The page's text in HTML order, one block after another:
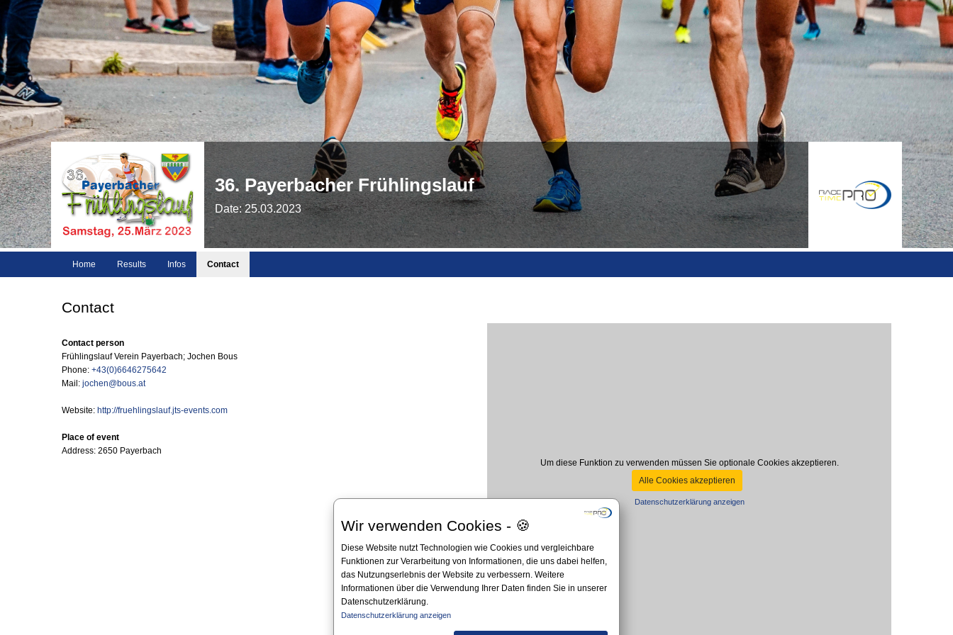
Wir verwenden Cookies - 🍪
Diese Website nutzt Technologien wie Cookies und vergleichbare
Funktionen zur Verarbeitung von Informationen, die uns dabei helfen,
das Nutzungserlebnis der Website zu verbessern. Weitere
Informationen über die Verwendung Ihrer Daten finden Sie in unserer
Datenschutzerklärung.
Datenschutzerklärung anzeigen
36. Payerbacher Frühlingslauf
Date: 25.03.2023
Home Results Infos Contact
Contact
Contact person
Frühlingslauf Verein Payerbach; Jochen Bous
Phone: +43(0)6646275642
Mail: jochen@bous.at
Website: http://fruehlingslauf.jts-events.com
Place of event
Address: 2650 Payerbach
Um diese Funktion zu verwenden müssen Sie optionale Cookies akzeptieren.
Alle Cookies akzeptieren
Datenschutzerklärung anzeigen